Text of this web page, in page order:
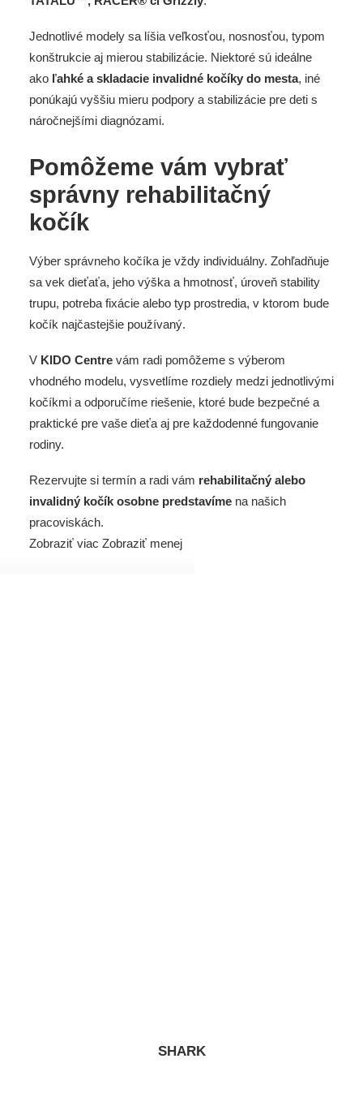
Jednotlivé modely sa líšia veľkosťou, nosnosťou, typom
konštrukcie aj mierou stabilizácie. Niektoré sú ideálne
ako ľahké a skladacie invalidné kočíky do mesta, iné
ponúkajú vyššiu mieru podpory a stabilizácie pre deti s
náročnejšími diagnózami.
Pomôžeme vám vybrať
správny rehabilitačný
kočík
Výber správneho kočíka je vždy individuálny. Zohľadňuje
sa vek dieťaťa, jeho výška a hmotnosť, úroveň stability
trupu, potreba fixácie alebo typ prostredia, v ktorom bude
kočík najčastejšie používaný.
V KIDO Centre vám radi pomôžeme s výberom
vhodného modelu, vysvetlíme rozdiely medzi jednotlivými
kočíkmi a odporučíme riešenie, ktoré bude bezpečné a
praktické pre vaše dieťa aj pre každodenné fungovanie
rodiny.
Rezervujte si termín a radi vám rehabilitačný alebo
invalidný kočík osobne predstavíme na našich
pracoviskách.
Zobraziť viac Zobraziť menej
SHARK